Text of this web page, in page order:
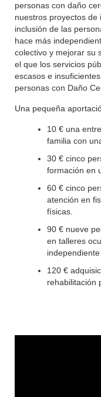
personas con daño
nuestros proyectos
inclusión de las
hace más
colectivo y mejorar su
el que los servicios
escasos e
personas con Daño
Una pequeña
10 € una
familia con
30 € cinco
formación en
60 € cinco
atención en
físicas.
90 € nueve
en talleres
120 €
rehabilitación